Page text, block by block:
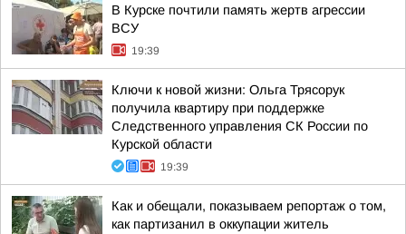
В Курске почтили память жертв агрессии
ВСУ
19:39
Ключи к новой жизни: Ольга Трясорук
получила квартиру при поддержке
Следственного управления СК России по
Курской области
19:39
Как и обещали, показываем репортаж о том,
как партизанил в оккупации житель